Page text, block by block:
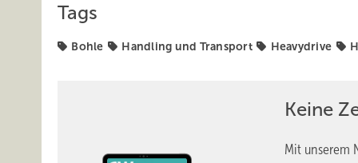
Tags
Bohle Handling und Transport Heavydrive
Keine
Mit unserem